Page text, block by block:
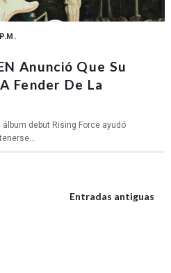
Anunció Que Su
Fender De La
debut Rising Force ayudó
Entradas antiguas